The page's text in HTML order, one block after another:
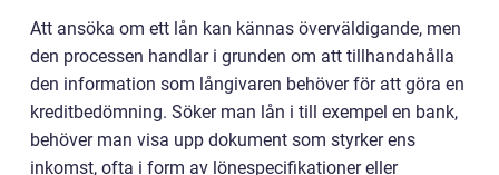
Att ansöka om ett lån kan kännas överväldigande, men
den processen handlar i grunden om att tillhandahålla
den information som långivaren behöver för att göra en
kreditbedömning. Söker man lån i till exempel en bank,
behöver man visa upp dokument som styrker ens
inkomst, ofta i form av lönespecifikationer eller